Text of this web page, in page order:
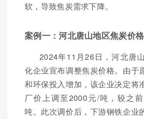
软，导致焦炭需求下降。
案例一：河北唐山地区焦炭价
2024年11月26日，河北唐
化企业宣布调整焦炭价格。由于
和环保投入增加，该企业决定将
厂价上调至2000元/吨，较之
吨。此次调价后，下游钢铁企业